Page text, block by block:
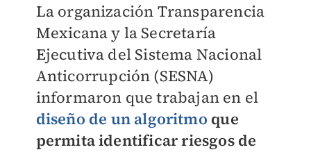
La organización Transparencia
Mexicana y la Secretaría
Ejecutiva del Sistema Nacional
Anticorrupción (SESNA)
informaron que trabajan en el
diseño de un algoritmo que
permita identificar riesgos de